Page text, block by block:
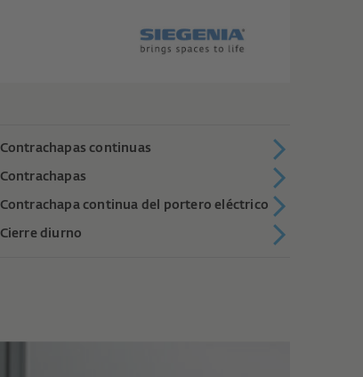
Contrachapas continuas
Contrachapas
Contrachapa continua del portero eléctrico
Cierre diurno